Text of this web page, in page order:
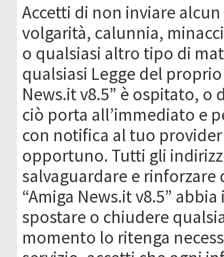
Accetti di non inviare
volgarità, calunnia,
o qualsiasi altro tipo di
qualsiasi Legge del
News.it v8.5” è ospitato, o
ciò porta all’immediato e
con notifica al tuo
opportuno. Tutti gli
salvaguardare e
“Amiga News.it v8.5”
spostare o chiudere
momento lo ritenga